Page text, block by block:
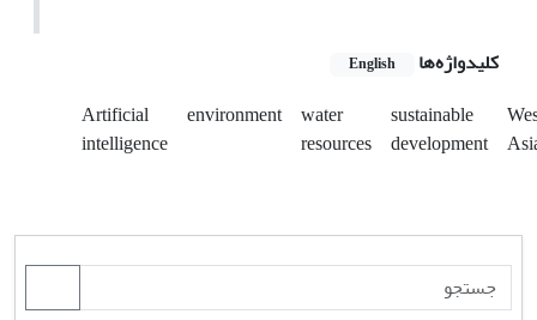
کلیدواژه‌ها English
Artificial
intelligence
environment water
resources
sustainable
development